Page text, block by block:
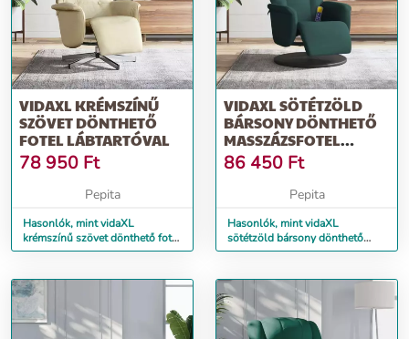
VIDAXL KRÉMSZÍNŰ
SZÖVET DÖNTHETŐ
FOTEL LÁBTARTÓVAL
78 950 Ft
Pepita
Hasonlók, mint vidaXL
krémszínű szövet dönthető fotel
lábtartóval
VIDAXL SÖTÉTZÖLD
BÁRSONY DÖNTHETŐ
MASSZÁZSFOTEL
LÁBTARTÓVAL
86 450 Ft
Pepita
Hasonlók, mint vidaXL
sötétzöld bársony dönthető
masszázsfotel lábtartóval